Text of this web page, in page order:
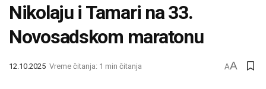
Nikolaju i Tamari na 33.
Novosadskom maratonu
12.10.2025 Vreme čitanja: 1 min čitanja AA